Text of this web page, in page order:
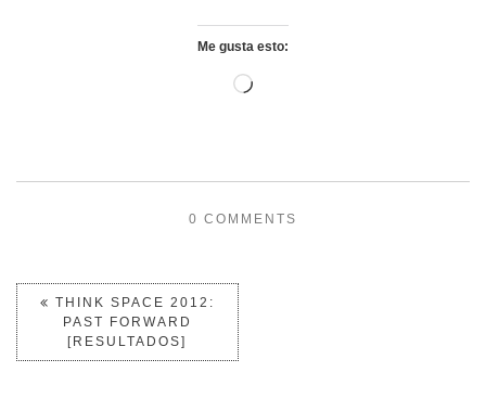
Me gusta esto:
0 COMMENTS
THINK SPACE 2012:
PAST FORWARD
[RESULTADOS]